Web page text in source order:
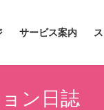
サービス案内
ン日誌